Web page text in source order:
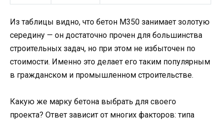
Из таблицы видно, что бетон М350 занимает золотую
середину — он достаточно прочен для большинства
строительных задач, но при этом не избыточен по
стоимости. Именно это делает его таким популярным
в гражданском и промышленном строительстве.
Какую же марку бетона выбрать для своего
проекта? Ответ зависит от многих факторов: типа